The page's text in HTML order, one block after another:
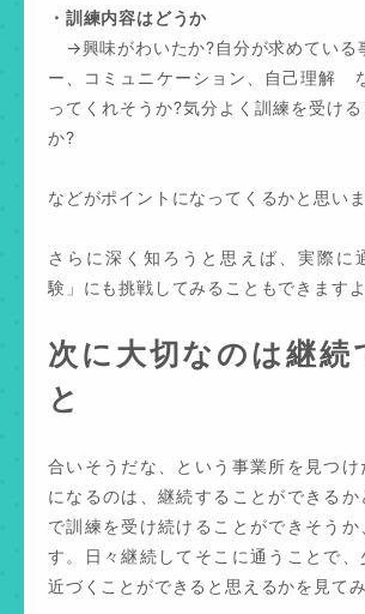
・訓練内容はどうか
→興味がわいたか?自分が求めている
ー、コミュニケーション、自己理解
ってくれそうか?気分よく訓練を受け
か?
などがポイントになってくるかと思いま
さらに深く知ろうと思えば、実際に
験」にも挑戦してみることもできます
次に大切なのは継続
と
合いそうだな、という事業所を見つけ
になるのは、継続することができるか
で訓練を受け続けることができそう
す。日々継続してそこに通うことで、
近づくことができると思えるかを見てみ